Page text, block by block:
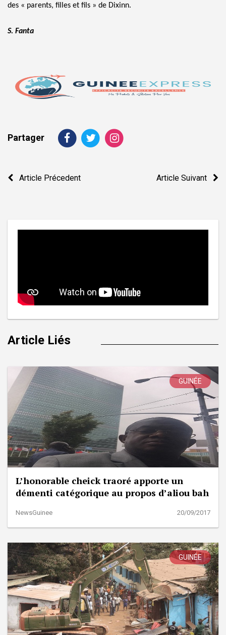
des « parents, filles et fils » de Dixinn.
S. Fanta
Partager
Navigation
Article Précedent Article Suivant
Article Liés
GUINÉE
L’honorable cheick traoré apporte un
démenti catégorique au propos d’aliou bah
NewsGuinee 20/09/2017
GUINÉE